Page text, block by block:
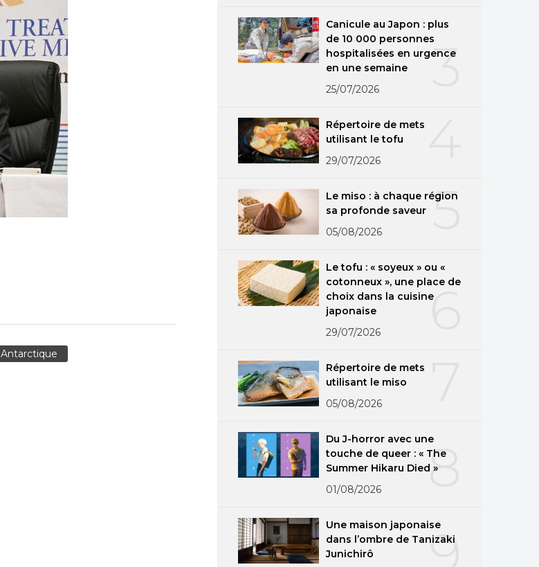
Antarctique
3
Canicule au Japon : plus
de 10 000 personnes
hospitalisées en urgence
en une semaine
25/07/2026
Répertoire de mets
utilisant le tofu
29/07/2026
5
Le miso : à chaque région
sa profonde saveur
05/08/2026
6
Le tofu : « soyeux » ou «
cotonneux », une place de
choix dans la cuisine
japonaise
29/07/2026
Répertoire de mets
utilisant le miso
05/08/2026
8
Du J-horror avec une
touche de queer : « The
Summer Hikaru Died »
01/08/2026
9
Une maison japonaise
dans l’ombre de Tanizaki
Junichirô